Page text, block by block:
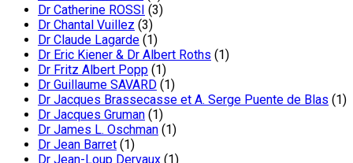
Dr Catherine ROSSI (3)
Dr Chantal Vuillez (3)
Dr Claude Lagarde (1)
Dr Eric Kiener & Dr Albert Roths (1)
Dr Fritz Albert Popp (1)
Dr Guillaume SAVARD (1)
Dr Jacques Brassecasse et A. Serge Puente de Blas (1)
Dr Jacques Gruman (1)
Dr James L. Oschman (1)
Dr Jean Barret (1)
Dr Jean-Loup Dervaux (1)